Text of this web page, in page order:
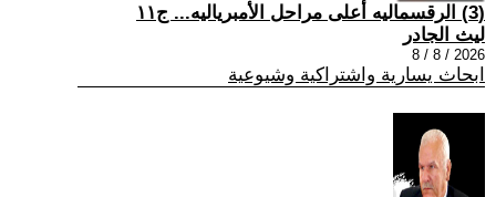
(3) الرقسماليه أعلى مراحل الأمبرياليه... ج١١
ليث الجادر
2026 / 8 / 8
ابحاث يسارية واشتراكية وشيوعية